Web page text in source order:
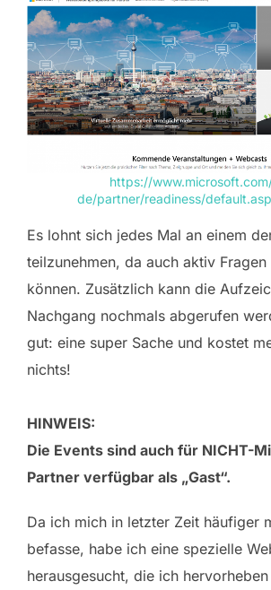
https://
de/partner/readiness/
Es lohnt sich jedes Mal an einem
teilzunehmen, da auch aktiv
können. Zusätzlich kann die
Nachgang nochmals abgerufen
gut: eine super Sache und kostet
nichts!
HINWEIS:
Die Events sind auch für NICHT-
Partner verfügbar als „Gast“.
Da ich mich in letzter Zeit häufiger
befasse, habe ich eine spezielle
herausgesucht, die ich